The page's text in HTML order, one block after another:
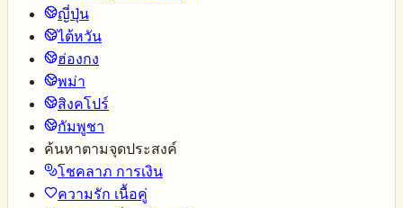
ญี่ปุ่น
ไต้หวัน
ฮ่องกง
พม่า
สิงคโปร์
กัมพูชา
ค้นหาตามจุดประสงค์
โชคลาภ การเงิน
ความรัก เนื้อคู่